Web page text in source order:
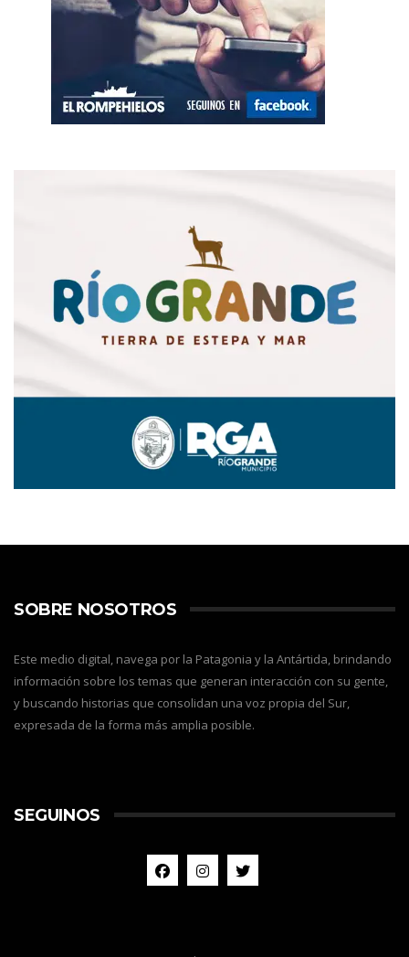
SOBRE NOSOTROS
Este medio digital, navega por la Patagonia y la Antártida, brindando
información sobre los temas que generan interacción con su gente,
y buscando historias que consolidan una voz propia del Sur,
expresada de la forma más amplia posible.
SEGUINOS